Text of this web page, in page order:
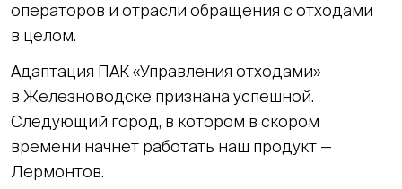
операторов и отрасли обращения с отходами
в целом.
Адаптация ПАК «Управления отходами»
в Железноводске признана успешной.
Следующий город, в котором в скором
времени начнет работать наш продукт —
Лермонтов.